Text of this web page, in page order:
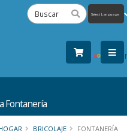
by
Fontanería
BRICOLAJE FONTANERÍA